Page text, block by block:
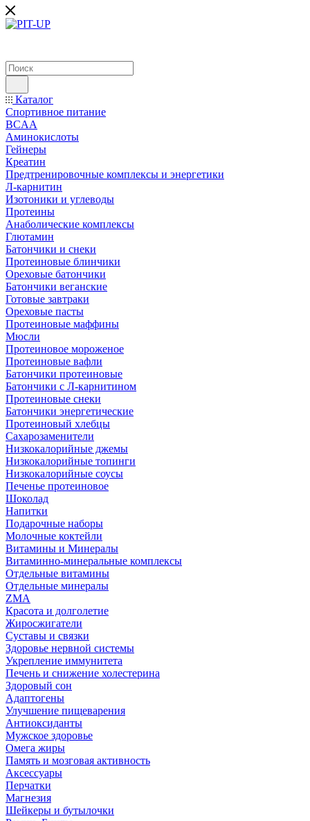
Каталог
Спортивное питание
BCAA
Аминокислоты
Гейнеры
Креатин
Предтренировочные комплексы и энергетики
Л-карнитин
Изотоники и углеводы
Протеины
Анаболические комплексы
Глютамин
Батончики и снеки
Протеиновые блинчики
Ореховые батончики
Батончики веганские
Готовые завтраки
Ореховые пасты
Протеиновые маффины
Мюсли
Протеиновое мороженое
Протеиновые вафли
Батончики протеиновые
Батончики с Л-карнитином
Протеиновые снеки
Батончики энергетические
Протеиновый хлебцы
Сахарозаменители
Низкокалорийные джемы
Низкокалорийные топинги
Низкокалорийные соусы
Печенье протеиновое
Шоколад
Напитки
Подарочные наборы
Молочные коктейли
Витамины и Минералы
Витаминно-минеральные комплексы
Отдельные витамины
Отдельные минералы
ZMA
Красота и долголетие
Жиросжигатели
Суставы и связки
Здоровье нервной системы
Укрепление иммунитета
Печень и снижение холестерина
Здоровый сон
Адаптогены
Улучшение пищеварения
Антиоксиданты
Мужское здоровье
Омега жиры
Память и мозговая активность
Аксессуары
Перчатки
Магнезия
Шейкеры и бутылочки